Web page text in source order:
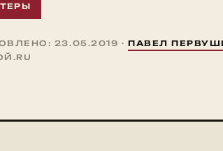
23.05.2019 · ПАВЕЛ